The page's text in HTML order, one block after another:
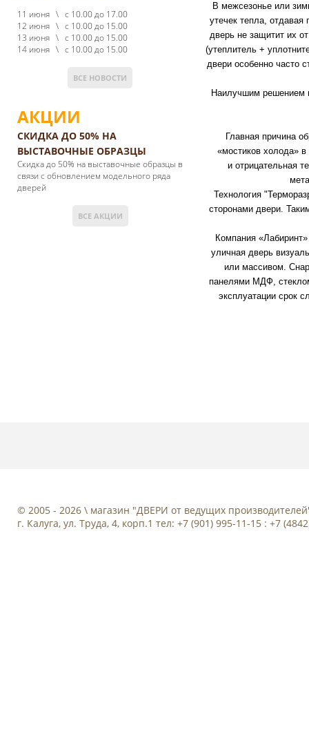
11 июня \ с 10.00 до 17.00
12 июня \ с 10.00 до 15.00
13 июня \ с 10.00 до 15.00
14 июня \ с 10.00 до 15.00
ВСЕ НОВОСТИ
АКЦИИ
СКИДКА ДО 50% НА
ВЫСТАВОЧНЫЕ ОБРАЗЦЫ
Cкидка до 50% на выставочные образцы в
связи с обновлением модельного ряда
дверей
ВСЕ АКЦИИ
В межсезонье или
утечек тепла,
дверь не защитит их
(утеплитель +
двери особенно часто
Наилучшим решением
Главная причина
«мостиков холода»
и отрицательная
Технология
сторонами двери.
Компания
уличная дверь
или массивом.
панелями МДФ,
эксплуатации срок
© 2005 - 2026 \ магазин "ДВЕРИ от ведущих
г. Калуга, ул. Труда, 4, корп.1 тел: +7 (901) 995-11-15 : +7